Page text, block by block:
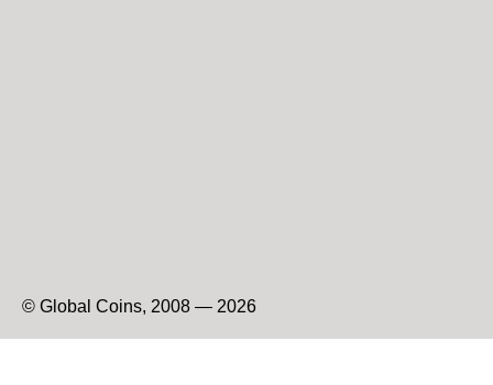
© Global Coins, 2008 — 2026